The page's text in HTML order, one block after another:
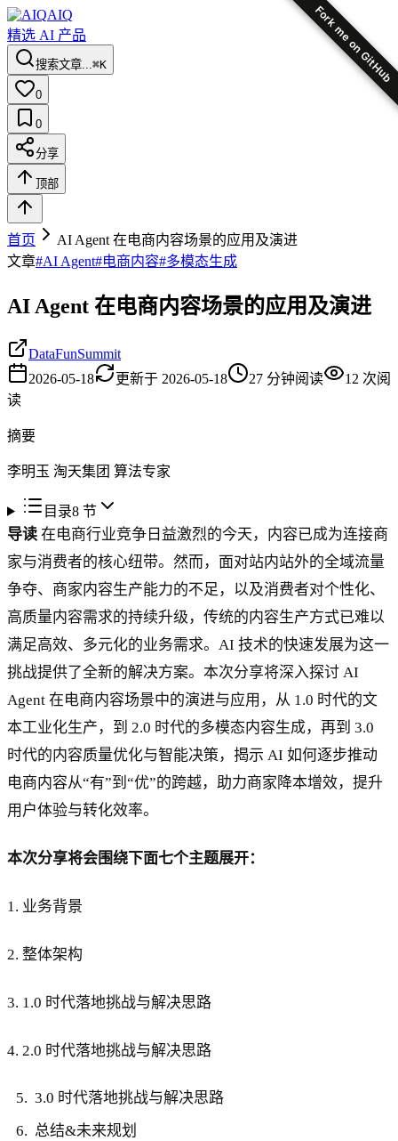
Fork me on GitHub
AIQ
精选 AI 产品
搜索文章...⌘K
0
0
分享
顶部
首页
AI Agent 在电商内容场景的应用及演进
文章#AI Agent#电商内容#多模态生成
AI Agent 在电商内容场景的应用及演进
DataFunSummit
2026-05-18
更新于 2026-05-18 27 分钟阅读 12 次阅
读
摘要
李明玉 淘天集团 算法专家
目录8节
导读 在电商行业竞争日益激烈的今天，内容已成为连接商
家与消费者的核心纽带。然而，面对站内站外的全域流量
争夺、商家内容生产能力的不足，以及消费者对个性化、
高质量内容需求的持续升级，传统的内容生产方式已难以
满足高效、多元化的业务需求。AI 技术的快速发展为这一
挑战提供了全新的解决方案。本次分享将深入探讨 AI
Agent 在电商内容场景中的演进与应用，从 1.0 时代的文
本工业化生产，到 2.0 时代的多模态内容生成，再到 3.0
时代的内容质量优化与智能决策，揭示 AI 如何逐步推动
电商内容从“有”到“优”的跨越，助力商家降本增效，提升
用户体验与转化效率。
本次分享将会围绕下面七个主题展开：
1. 业务背景
2. 整体架构
3. 1.0 时代落地挑战与解决思路
4. 2.0 时代落地挑战与解决思路
3.0 时代落地挑战与解决思路
总结&未来规划